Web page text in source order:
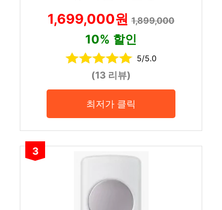
1,699,000원 1,899,000
10% 할인
5/5.0
(13 리뷰)
최저가 클릭
3